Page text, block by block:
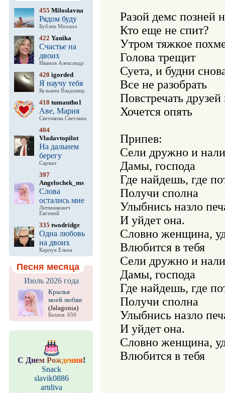
455 Miloslavna
Рядом буду
Бублик Михаил
422 Yanika
Счастье на
двоих
Иванов Александр
420 igorded
Я научу тебя
Кузьмин Владимир
418 tumantho1
Аве, Мария
Светикова Светлана
404
Vladavtopilot
На дальнем
берегу
Сармат
397
Angelochek_ms
Слова
остались мне
Литвинкович
Евгений
335 twodridge
Одна любовь
на двоих
Карпук Елена
Песня месяца
Июль 2026 года
Крылья
моей любви
(Jalagonia)
Баллов: 659
С Днем Рождения!
Snack
slavik0886
artdiva
Разой демс позней
Кто еще не спит?
Утром тяжкое
Голова трещит
Суета, и будни
Все не разобрать
Повстречать друзей
Хочется опять
Припев:
Сели дружно и
Дамы, господа
Где найдешь, где
Получи сполна
Улыбнись назло
И уйдет она.
Словно женщина,
Влюбится в тебя
Сели дружно и
Дамы, господа
Где найдешь, где
Получи сполна
Улыбнись назло
И уйдет она.
Словно женщина,
Влюбится в тебя